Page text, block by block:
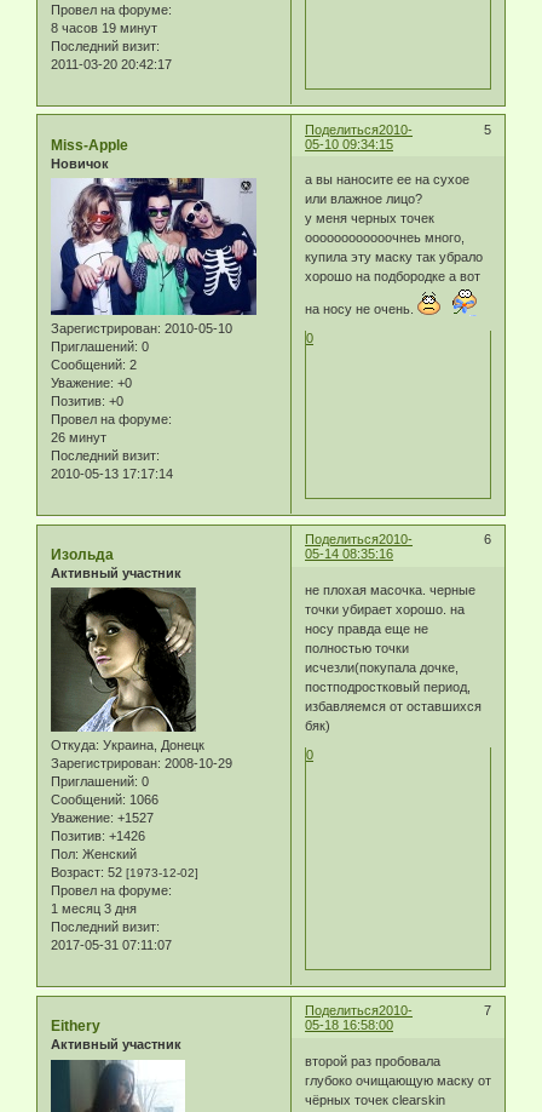
Провел на форуме:
8 часов 19 минут
Последний визит:
2011-03-20 20:42:17
Поделиться 5
2010-
05-10 09:34:15
Miss-Apple
Новичок
Зарегистрирован: 2010-05-10
Приглашений: 0
Сообщений: 2
Уважение: +0
Позитив: +0
Провел на форуме:
26 минут
Последний визит:
2010-05-13 17:17:14
а вы наносите ее на сухое
или влажное лицо?
у меня черных точек
оооооооооооочнеь много,
купила эту маску так убрало
хорошо на подбородке а вот
на носу не очень.
0
Поделиться 6
2010-
05-14 08:35:16
Изольда
Активный участник
Откуда: Украина, Донецк
Зарегистрирован: 2008-10-29
Приглашений: 0
Сообщений: 1066
Уважение: +1527
Позитив: +1426
Пол: Женский
Возраст: 52 [1973-12-02]
Провел на форуме:
1 месяц 3 дня
Последний визит:
2017-05-31 07:11:07
не плохая масочка. черные
точки убирает хорошо. на
носу правда еще не
полностью точки
исчезли(покупала дочке,
постподростковый период,
избавляемся от оставшихся
бяк)
0
Поделиться 7
2010-
05-18 16:58:00
Eithery
Активный участник
второй раз пробовала
глубоко очищающую маску от
чёрных точек clearskin